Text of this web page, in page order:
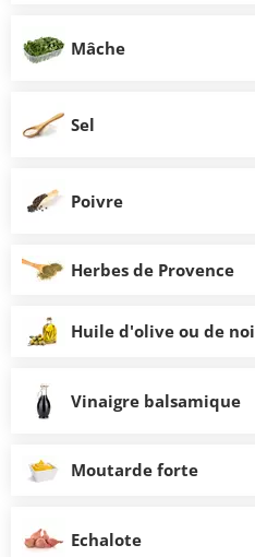
Mâche
Sel
Poivre
Herbes de Provence
Huile d'olive ou de
Vinaigre balsamique
Moutarde forte
Echalote